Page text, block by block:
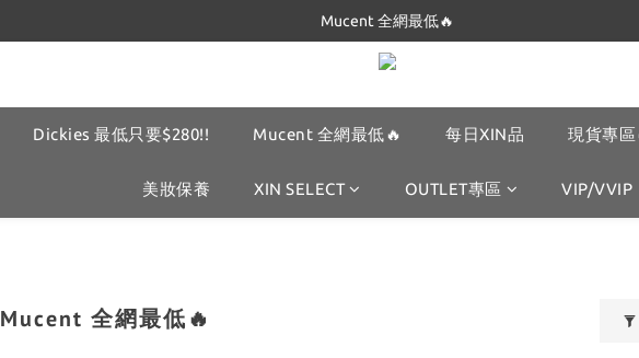
Dickies 最低$280起🔥
Dickies 最低$280起🔥
Dickies 最低只要$280!! Mucent 全網最低🔥 每日XIN品 現貨專區
美妝保養 XIN SELECT OUTLET專區 VIP/VVIP
Mucent 全網最低🔥